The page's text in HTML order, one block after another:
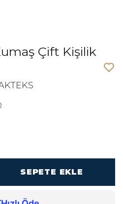
Çift Kişilik
SEPETE EKLE